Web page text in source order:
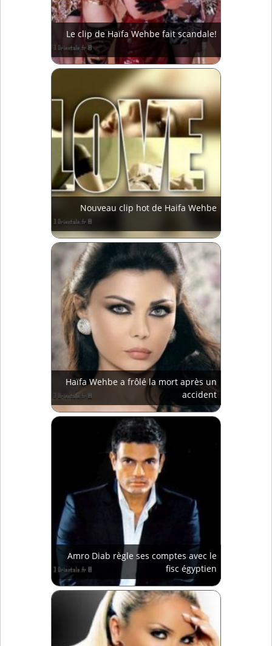
Le clip de Haïfa Wehbe fait scandale!
Nouveau clip hot de Haifa Wehbe
Haïfa Wehbe a frôlé la mort après un
accident
Amro Diab règle ses comptes avec le
fisc égyptien